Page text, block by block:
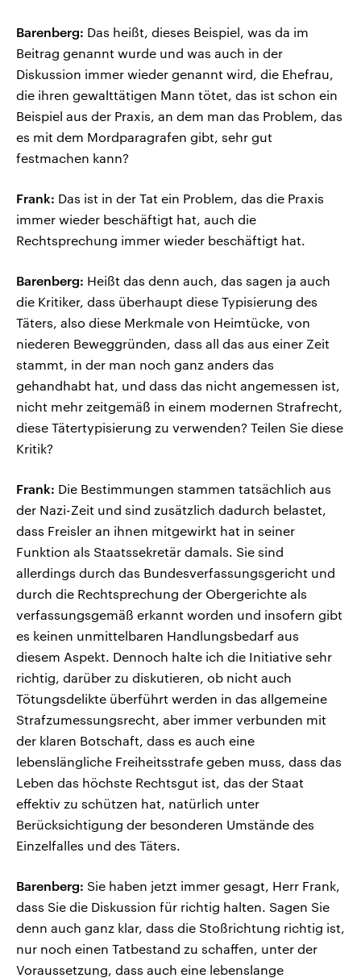
Barenberg: Das heißt, dieses Beispiel, was da im
Beitrag genannt wurde und was auch in der
Diskussion immer wieder genannt wird, die Ehefrau,
die ihren gewalttätigen Mann tötet, das ist schon ein
Beispiel aus der Praxis, an dem man das Problem, das
es mit dem Mordparagrafen gibt, sehr gut
festmachen kann?
Frank: Das ist in der Tat ein Problem, das die Praxis
immer wieder beschäftigt hat, auch die
Rechtsprechung immer wieder beschäftigt hat.
Barenberg: Heißt das denn auch, das sagen ja auch
die Kritiker, dass überhaupt diese Typisierung des
Täters, also diese Merkmale von Heimtücke, von
niederen Beweggründen, dass all das aus einer Zeit
stammt, in der man noch ganz anders das
gehandhabt hat, und dass das nicht angemessen ist,
nicht mehr zeitgemäß in einem modernen Strafrecht,
diese Tätertypisierung zu verwenden? Teilen Sie diese
Kritik?
Frank: Die Bestimmungen stammen tatsächlich aus
der Nazi-Zeit und sind zusätzlich dadurch belastet,
dass Freisler an ihnen mitgewirkt hat in seiner
Funktion als Staatssekretär damals. Sie sind
allerdings durch das Bundesverfassungsgericht und
durch die Rechtsprechung der Obergerichte als
verfassungsgemäß erkannt worden und insofern gibt
es keinen unmittelbaren Handlungsbedarf aus
diesem Aspekt. Dennoch halte ich die Initiative sehr
richtig, darüber zu diskutieren, ob nicht auch
Tötungsdelikte überführt werden in das allgemeine
Strafzumessungsrecht, aber immer verbunden mit
der klaren Botschaft, dass es auch eine
lebenslängliche Freiheitsstrafe geben muss, dass das
Leben das höchste Rechtsgut ist, das der Staat
effektiv zu schützen hat, natürlich unter
Berücksichtigung der besonderen Umstände des
Einzelfalles und des Täters.
Barenberg: Sie haben jetzt immer gesagt, Herr Frank,
dass Sie die Diskussion für richtig halten. Sagen Sie
denn auch ganz klar, dass die Stoßrichtung richtig ist,
nur noch einen Tatbestand zu schaffen, unter der
Voraussetzung, dass auch eine lebenslange